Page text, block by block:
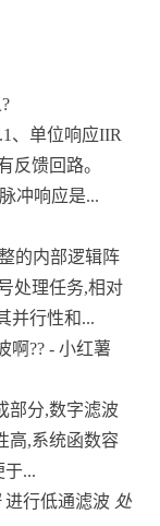
、单位响应IIR
反馈回路。
冲响应是...
的内部逻辑阵
处理任务,相对
并行性和...
啊?? - 小红薯
部分,数字滤波
高,系统函数容
...
进行低通滤波 处